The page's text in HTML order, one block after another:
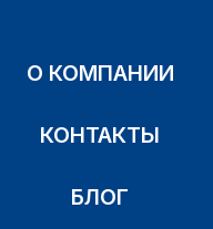
О КОМПАНИИ
КОНТАКТЫ
БЛОГ